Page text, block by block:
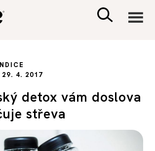
PSYCHOLOGIE
RODINA A DĚTI
29. 4. 2017
detox vám doslova
střeva